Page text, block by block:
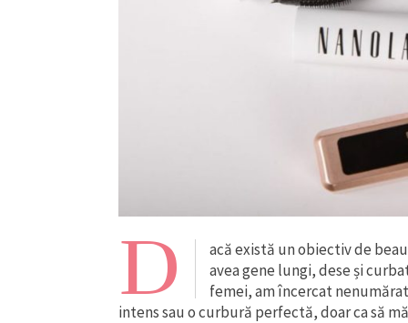
D
acă există un obiectiv de
avea gene lungi, dese și
femei, am încercat
intens sau o curbură perfectă, doar ca să